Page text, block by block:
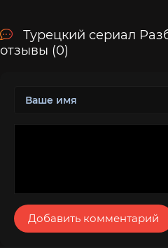
Турецкий сериал
отзывы (0)
Добавить комментарий